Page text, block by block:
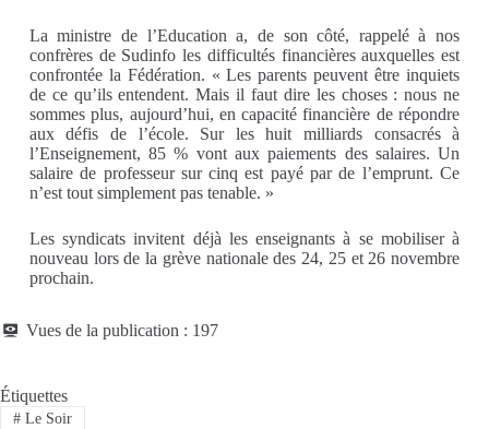
La ministre de l’Education a, de son côté, rappelé à nos
confrères de Sudinfo les difficultés financières auxquelles est
confrontée la Fédération. « Les parents peuvent être inquiets
de ce qu’ils entendent. Mais il faut dire les choses : nous ne
sommes plus, aujourd’hui, en capacité financière de répondre
aux défis de l’école. Sur les huit milliards consacrés à
l’Enseignement, 85 % vont aux paiements des salaires. Un
salaire de professeur sur cinq est payé par de l’emprunt. Ce
n’est tout simplement pas tenable. »
Les syndicats invitent déjà les enseignants à se mobiliser à
nouveau lors de la grève nationale des 24, 25 et 26 novembre
prochain.
Vues de la publication : 197
Étiquettes
#Le Soir